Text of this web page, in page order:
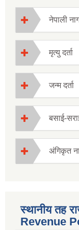
नेपाली
मृत्यु दर्ता
जन्म दर्ता
बसाई-
अंगिकृत
स्थानीय तह
Revenue